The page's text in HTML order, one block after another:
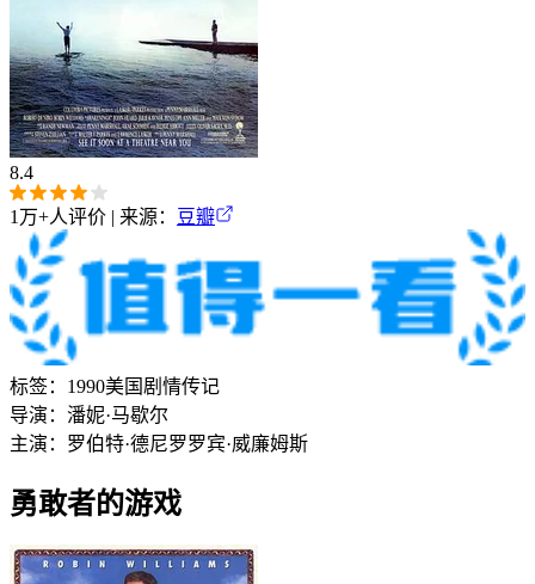
8.4
1万+人评价 | 来源： 豆瓣
标签： 1990美国 剧情传记
导演： 潘妮·马歇尔
主演： 罗伯特·德尼罗罗宾·威廉姆斯
勇敢者的游戏